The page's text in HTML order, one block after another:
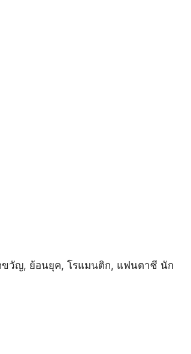
ขวัญ, ย้อนยุค, โรแมนติก, แฟนตาซี นัก